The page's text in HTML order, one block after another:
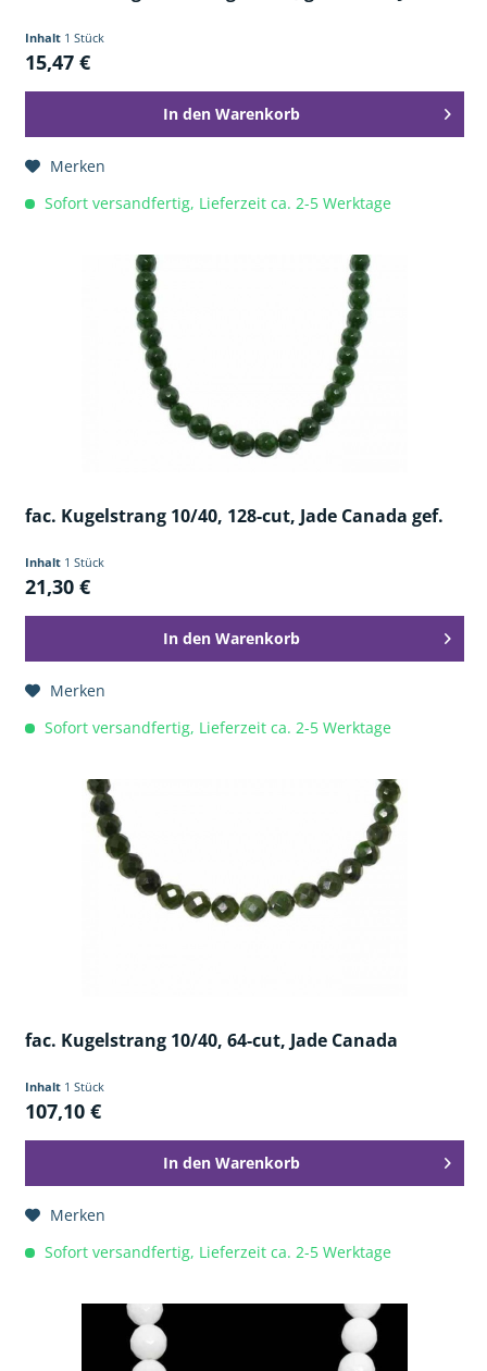
Inhalt 1 Stück
15,47 €
In den Warenkorb
Merken
Sofort versandfertig, Lieferzeit ca. 2-5 Werktage
fac. Kugelstrang 10/40, 128-cut, Jade Canada gef.
Inhalt 1 Stück
21,30 €
In den Warenkorb
Merken
Sofort versandfertig, Lieferzeit ca. 2-5 Werktage
fac. Kugelstrang 10/40, 64-cut, Jade Canada
Inhalt 1 Stück
107,10 €
In den Warenkorb
Merken
Sofort versandfertig, Lieferzeit ca. 2-5 Werktage